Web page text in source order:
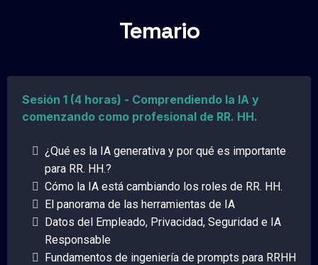
Temario
Sesión 1 (4 horas) - Comprendiendo la IA y
comenzando como profesional de RR. HH.
¿Qué es la IA generativa y por qué es importante
para RR. HH.?
Cómo la IA está cambiando los roles de RR. HH.
El panorama de las herramientas de IA
Datos del Empleado, Privacidad, Seguridad e IA
Responsable
Fundamentos de ingeniería de prompts para RRHH